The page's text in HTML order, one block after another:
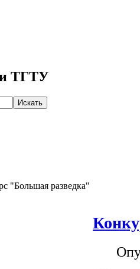
ТГТУ
"Большая разведка"